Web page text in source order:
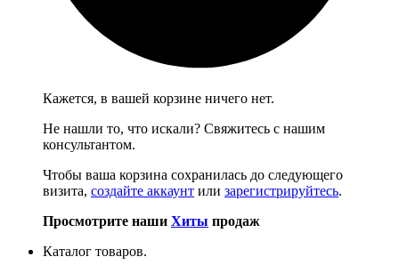
Кажется, в вашей корзине ничего нет.
Не нашли то, что искали? Свяжитесь с нашим
консультантом.
Чтобы ваша корзина сохранилась до следующего
визита, создайте аккаунт или зарегистрируйтесь.
Просмотрите наши Хиты продаж
Каталог товаров.